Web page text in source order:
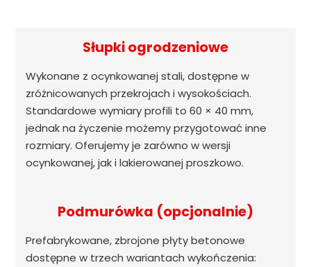
Słupki ogrodzeniowe
Wykonane z ocynkowanej stali, dostępne w
zróżnicowanych przekrojach i wysokościach.
Standardowe wymiary profili to 60 × 40 mm,
jednak na życzenie możemy przygotować inne
rozmiary. Oferujemy je zarówno w wersji
ocynkowanej, jak i lakierowanej proszkowo.
Podmurówka (opcjonalnie)
Prefabrykowane, zbrojone płyty betonowe
dostępne w trzech wariantach wykończenia: